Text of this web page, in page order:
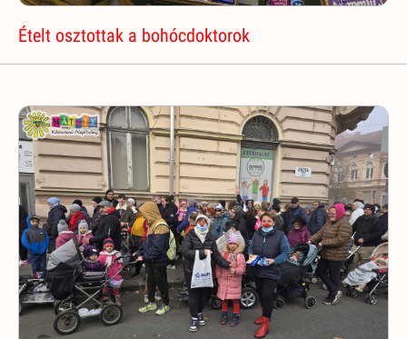
Ételt osztottak a bohócdoktorok